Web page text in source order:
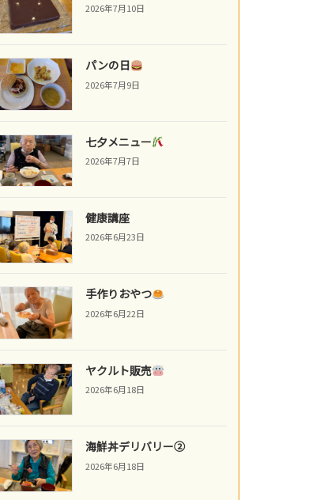
2026年7月10日
パンの日
2026年7月9日
七夕メニュー
2026年7月7日
健康講座
2026年6月23日
手作りおやつ
2026年6月22日
ヤクルト販売
2026年6月18日
海鮮丼デリバリー②
2026年6月18日